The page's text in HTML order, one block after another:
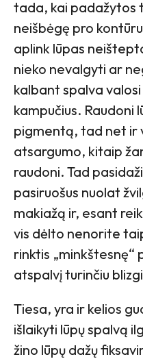
tada, kai padažytos
neišbėgę pro
aplink lūpas
nieko nevalgyti ar
kalbant spalva
kampučius. Raudoni
pigmentą, tad net ir
atsargumo, kitaip
raudoni. Tad
pasiruošus nuolat
makiažą ir, esant
vis dėlto nenorite
rinktis „minkštesnę“
atspalvį turinčiu
Tiesa, yra ir kelios
išlaikyti lūpų spalvą
žino lūpų dažų